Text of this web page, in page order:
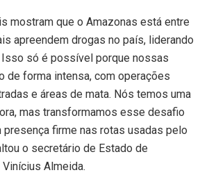
mostram que o Amazonas está entre
apreendem drogas no país, liderando
Isso só é possível porque nossas
de forma intensa, com operações
e áreas de mata. Nós temos uma
mas transformamos esse desafio
presença firme nas rotas usadas pelo
o secretário de Estado de
Almeida.